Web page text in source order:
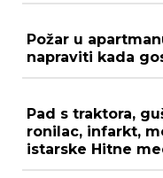
Požar u
napraviti kada
Pad s traktora,
ronilac, infarkt,
istarske Hitne